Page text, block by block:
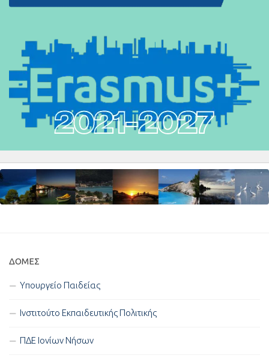
ΔΟΜΈΣ
Υπουργείο Παιδείας
Ινστιτούτο Εκπαιδευτικής Πολιτικής
ΠΔΕ Ιονίων Νήσων